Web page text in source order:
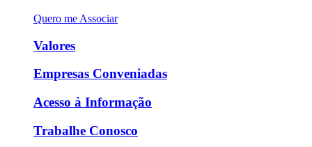
Quero me Associar
Valores
Empresas Conveniadas
Acesso à Informação
Trabalhe Conosco